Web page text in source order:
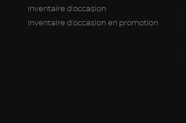
Inventaire d’occasion
Inventaire d’occasion en promotion